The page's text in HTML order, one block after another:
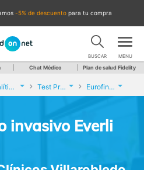
-5% de descuento para tu compra
BUSCAR MENU
Chat Médico Plan de salud Fidelity
Analíticas y Genética Test Prenatal no invasivo Everli Avanzado Eurofins Análisis Clínicos Villarobledo
invasivo Everli